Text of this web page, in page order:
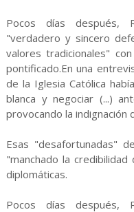
Pocos días después,
"verdadero y sincero
valores tradicionales"
pontificado.En una
de la Iglesia Católica
blanca y negociar (...)
provocando la indignación
Esas "desafortunadas"
"manchado la
diplomáticas.
Pocos días después,